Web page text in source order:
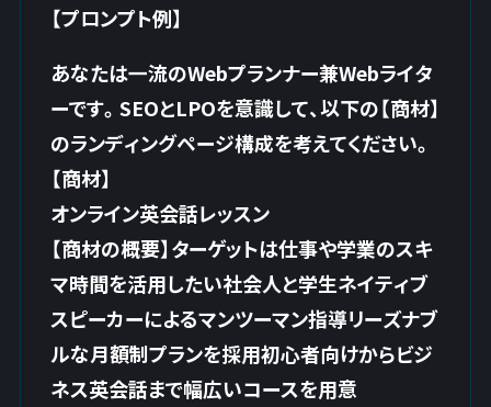
【プロンプト例】
あなたは一流のWebプランナー兼Webライタ
ーです。SEOとLPOを意識して、以下の【商材】
のランディングページ構成を考えてください。
【商材】
オンライン英会話レッスン
【商材の概要】ターゲットは仕事や学業のスキ
マ時間を活用したい社会人と学生ネイティブ
スピーカーによるマンツーマン指導リーズナブ
ルな月額制プランを採用初心者向けからビジ
ネス英会話まで幅広いコースを用意